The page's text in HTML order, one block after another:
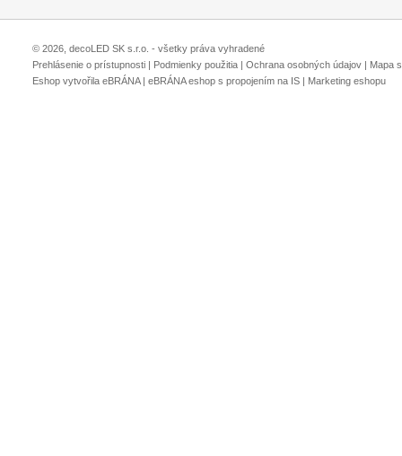
© 2026, decoLED SK s.r.o. - všetky práva vyhradené
Prehlásenie o prístupnosti | Podmienky použitia | Ochrana osobných údajov | Mapa
Eshop vytvořila eBRÁNA| eBRÁNA eshop s propojením na IS | Marketing eshopu